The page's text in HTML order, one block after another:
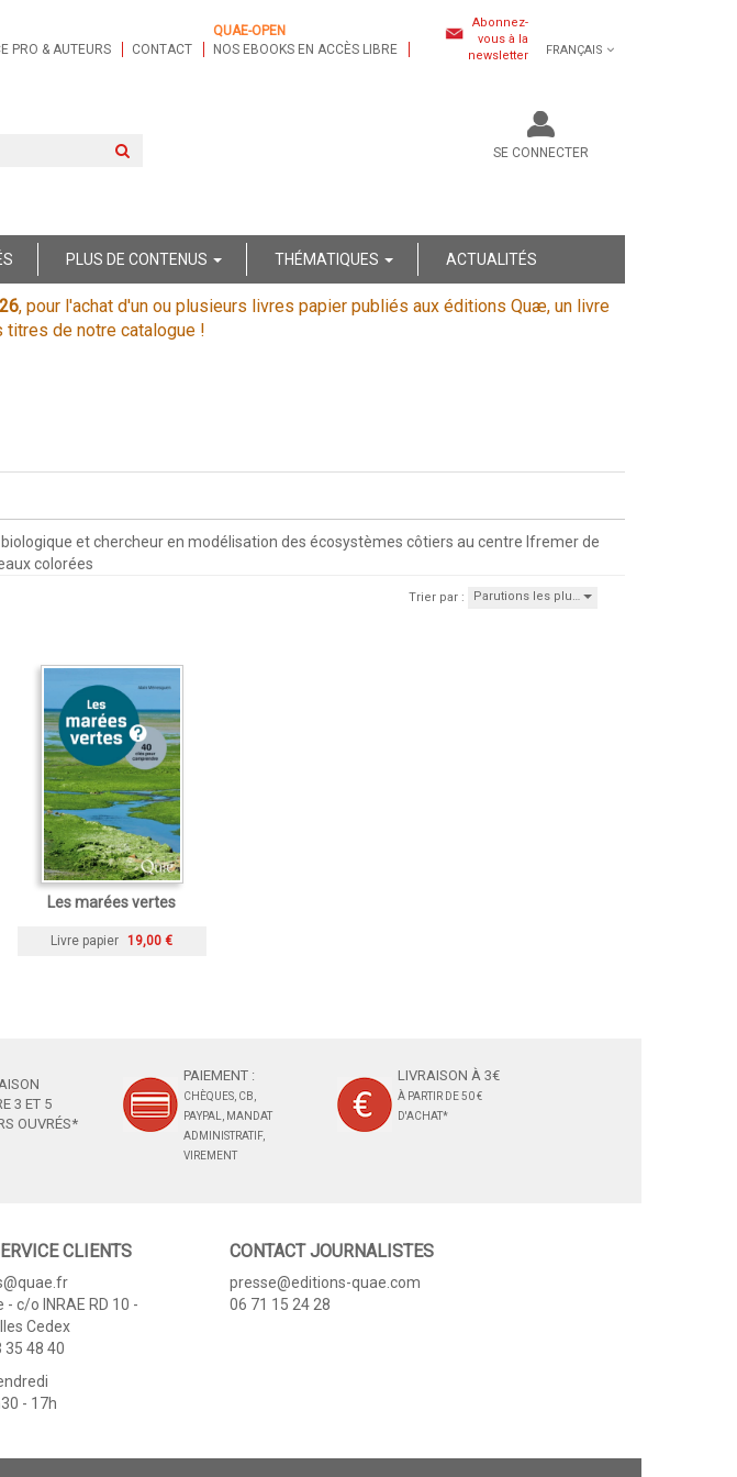
PRO & AUTEURS CONTACT
QUAE-OPEN
NOS EBOOKS EN ACCÈS LIBRE
Abonnez-
vous à la
newsletter
FRANÇAIS
SE CONNECTER
PLUS DE CONTENUS THÉMATIQUES ACTUALITÉS
, pour l'achat d'un ou plusieurs livres papier publiés aux éditions Quæ, un livre
de notre catalogue !
et chercheur en modélisation des écosystèmes côtiers au centre Ifremer de
colorées
Trier par : Parutions les plu…
Les marées vertes
Livre papier 19,00 €
3 ET 5
OUVRÉS*
PAIEMENT :
CHÈQUES, CB,
PAYPAL, MANDAT
ADMINISTRATIF,
VIREMENT
LIVRAISON À 3€
À PARTIR DE 50 €
D'ACHAT*
CLIENTS
- c/o INRAE RD 10 -
Cedex
35 48 40
- 17h
CONTACT JOURNALISTES
presse@editions-quae.com
06 71 15 24 28